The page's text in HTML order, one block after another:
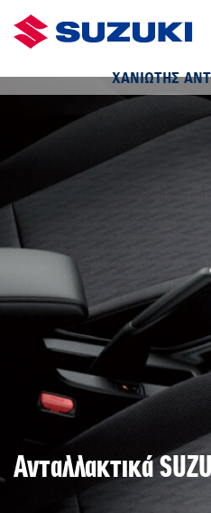
ΧΑΝΙΩΤΗΣ
Ανταλλακτικά